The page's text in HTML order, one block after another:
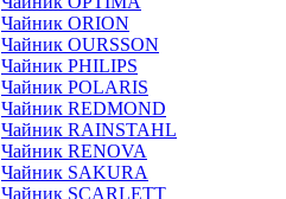
Чайник ORION
Чайник OURSSON
Чайник PHILIPS
Чайник POLARIS
Чайник REDMOND
Чайник RAINSTAHL
Чайник RENOVA
Чайник SAKURA
Чайник SCARLETT